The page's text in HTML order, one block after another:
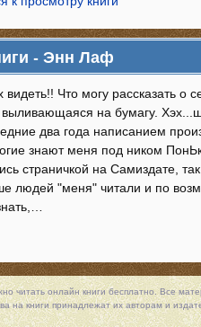
- Энн Лаф
Что могу рассказать о
на бумагу.
два года написанием
знают меня под ником
страничкой на Самиздате,
людей "меня" читали и по
читать онлайн книгибесплатно. Все
на книги принадлежат их авторам и